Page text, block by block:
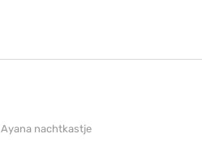
Ayana nachtkastje